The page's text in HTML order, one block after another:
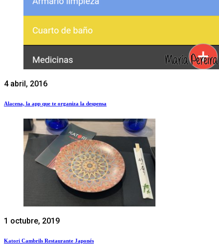
4 abril, 2016
Alacena, la app que te organiza la despensa
1 octubre, 2019
Katori Cambrils Restaurante Japonés